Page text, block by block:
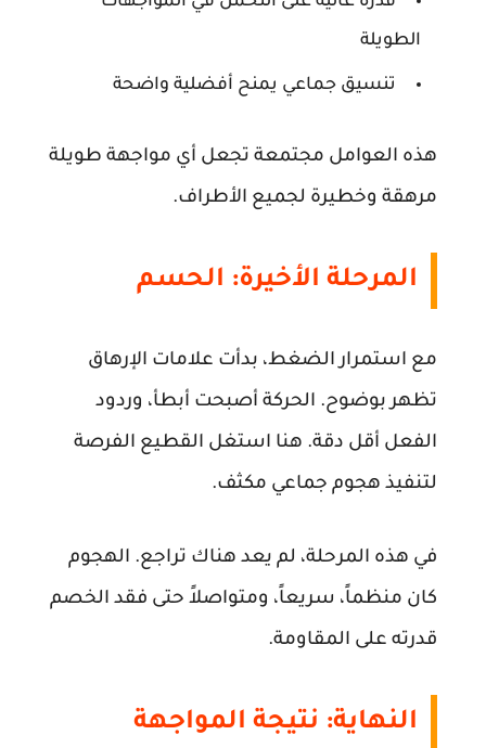
الطويلة
تنسيق جماعي يمنح أفضلية واضحة
هذه العوامل مجتمعة تجعل أي مواجهة طويلة
مرهقة وخطيرة لجميع الأطراف.
المرحلة الأخيرة: الحسم
مع استمرار الضغط، بدأت علامات الإرهاق
تظهر بوضوح. الحركة أصبحت أبطأ، وردود
الفعل أقل دقة. هنا استغل القطيع الفرصة
لتنفيذ هجوم جماعي مكثف.
في هذه المرحلة، لم يعد هناك تراجع. الهجوم
كان منظماً، سريعاً، ومتواصلاً حتى فقد الخصم
قدرته على المقاومة.
النهاية: نتيجة المواجهة